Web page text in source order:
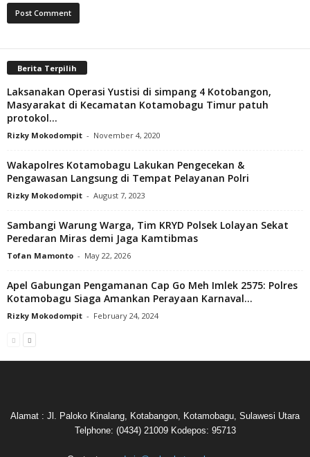
Berita Terpilih
Laksanakan Operasi Yustisi di simpang 4 Kotobangon,
Masyarakat di Kecamatan Kotamobagu Timur patuh
protokol...
Rizky Mokodompit - November 4, 2020
Wakapolres Kotamobagu Lakukan Pengecekan &
Pengawasan Langsung di Tempat Pelayanan Polri
Rizky Mokodompit - August 7, 2023
Sambangi Warung Warga, Tim KRYD Polsek Lolayan Sekat
Peredaran Miras demi Jaga Kamtibmas
Tofan Mamonto - May 22, 2026
Apel Gabungan Pengamanan Cap Go Meh Imlek 2575: Polres
Kotamobagu Siaga Amankan Perayaan Karnaval...
Rizky Mokodompit - February 24, 2024
Alamat : Jl. Paloko Kinalang, Kotabangon, Kotamobagu, Sulawesi Utara
Telphone: (0434) 21009 Kodepos: 95713